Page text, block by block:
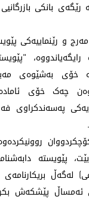
و رێنماییەکی
رایگەیاندووە،
خۆی بەشێوەی
چەک خۆی
پەسەندکراوی
پێویستە
لەگەڵ
ئەمساڵ پێشکەش